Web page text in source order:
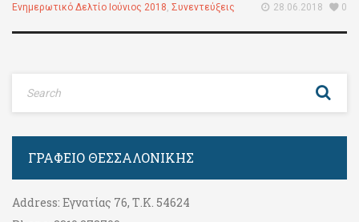
Ενημερωτικό Δελτίο Ιούνιος 2018, Συνεντεύξεις 28.06.2018 0
ΓΡΑΦΕΊΟ ΘΕΣΣΑΛΟΝΊΚΗΣ
Address: Εγνατίας 76, Τ.Κ. 54624